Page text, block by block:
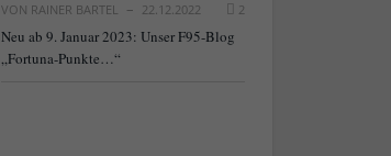
VON RAINER BARTEL 22.12.2022 2
Neu ab 9. Januar 2023: Unser F95-Blog
„Fortuna-Punkte…“